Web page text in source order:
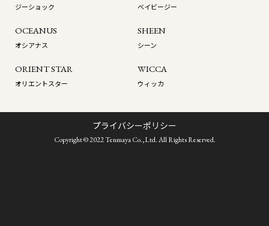
ジーショック ベイビージー
OCEANUS
オシアナス
SHEEN
シーン
ORIENT STAR
オリエントスター
WICCA
ウィッカ
プライバシーポリシー
Copyright © 2022 Tenmaya Co.,Ltd. All Rights Reserved.